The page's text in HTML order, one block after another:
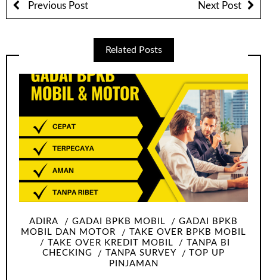
Previous Post Next Post
Related Posts
ADIRA GADAI BPKB MOBIL
GADAI BPKB
MOBIL DAN MOTOR
TAKE OVER BPKB MOBIL
TAKE OVER KREDIT MOBIL
TANPA BI
CHECKING
TANPA SURVEY
TOP UP
PINJAMAN